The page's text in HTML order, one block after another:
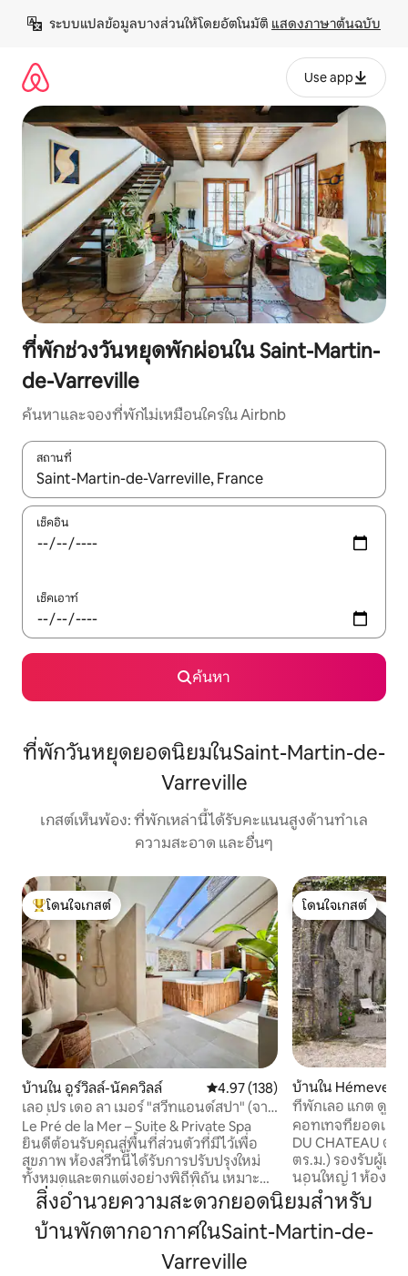
เนื้อหา
ระบบแปลข้อมูลบางส่วนให้โดยอัตโนมัติ แสดงภาษาต้นฉบับ
Use app
ที่พักช่วงวันหยุดพักผ่อนใน Saint-Martin-
de-Varreville
ค้นหาและจองที่พักไม่เหมือนใครใน Airbnb
สถานที่
ใช้ลูกศรขึ้นลง หรือใช้การสัมผัสหรือปัด เพื่อสำรวจผลการค้นหา
เช็คอิน
เช็คเอาท์
ค้นหา
ที่พักวันหยุดยอดนิยมในSaint-Martin-de-
Varreville
เกสต์เห็นพ้อง: ที่พักเหล่านี้ได้รับคะแนนสูงด้านทำเล
ความสะอาด และอื่นๆ
โดนใจเกสต์ที่สุด
โดนใจเกสต์
บ้านใน อูร์วิลล์-นัคควิลล์ คะแนนเฉลี่ย 4.97 จาก 5, 138 รีวิว
4.97 (138)
เลอ เปร เดอ ลา เมอร์ "สวีทแอนด์สปา" (จา
กุซซี่ส่วนตัว)
Le Pré de la Mer – Suite & Private Spa
ยินดีต้อนรับคุณสู่พื้นที่ส่วนตัวที่มีไว้เพื่อ
สุขภาพ ห้องสวีทนี้ได้รับการปรับปรุงใหม่
ทั้งหมดและตกแต่งอย่างพิถีพิถัน เหมาะ
อย่างยิ่งสำหรับการพักผ่อนที่ผ่อนคลาย
สำหรับ 2 คน ปล่อยให้ตัวเองหลงใหลในจา
กุซซี่แบบเอนรับ 2 คนและหัวฉีดนวด
อย่างสมบูรณ์ในความเป็นส่วนตัวอย่างเต็ม
โดนใจเกสต์
โดนใจเกสต์
บ้านใน Hémevez
ที่พักเลอ แกต ดู ปตี
คอทเทจที่ยอดเยี่ยม
DU CHATEAU ตั้
ตร.ม.) รองรับผู้เข้าพั
นอนใหญ่ 1 ห้องชั้น
เดี่ยว 1 หลัง) - ห้องนอนขนาดใหญ่ 1 ห้อง
นอนชั้น 2 (เตียงคู่ 1 หลัง) - เตียง
ใหญ่ 1 หลังที่ชั้นบน - 1 ห้องน้ำ (พร้อม
สิ่งอำนวยความสะดวกยอดนิยมสำหรับ
บ้านพักตากอากาศในSaint-Martin-de-
Varreville